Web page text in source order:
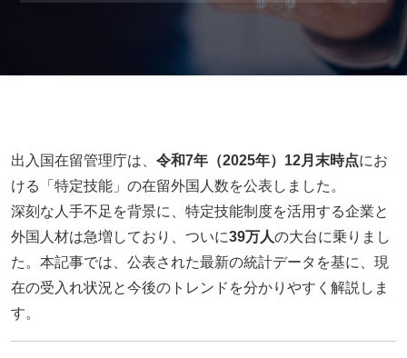
出入国在留管理庁は、 令和7年（2025年）12月末時点にお
ける「特定技能」の在留外国人数を公表しました。
深刻な人手不足を背景に、特定技能制度を活用する企業と
外国人材は急増しており、ついに39万人の大台に乗りまし
た。本記事では、公表された最新の統計データを基に、現
在の受入れ状況と今後のトレンドを分かりやすく解説しま
す。